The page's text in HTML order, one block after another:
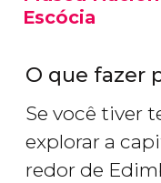
Escócia
O que fazer
Se você tiver
explorar a
redor de